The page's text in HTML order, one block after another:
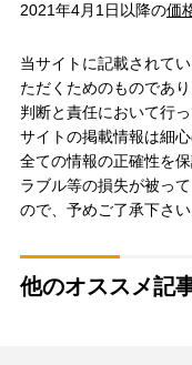
2021年4月1日以降の価
当サイトに記載されて
ただくためのものであ
判断と責任において行
サイトの掲載情報は細
全ての情報の正確性を
ラブル等の損失が被っ
ので、予めご了承下さい
他のオススメ記